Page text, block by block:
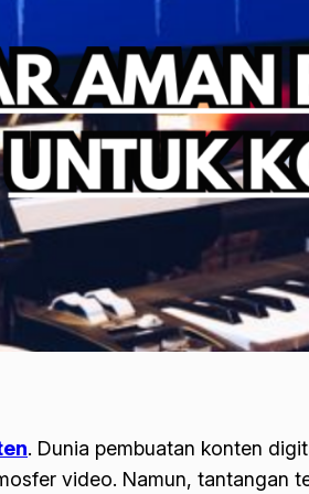
. Dunia pembuatan konten
video. Namun, tantangan